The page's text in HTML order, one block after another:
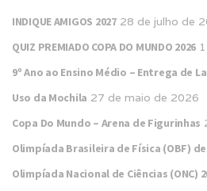
INDIQUE AMIGOS 2027 28 de julho de
QUIZ PREMIADO COPA DO MUNDO 2026
9º Ano ao Ensino Médio – Entrega de
Uso da Mochila 27 de maio de 2026
Copa Do Mundo – Arena de Figurinhas
Olimpíada Brasileira de Física (OBF) de
Olimpíada Nacional de Ciências (ONC)